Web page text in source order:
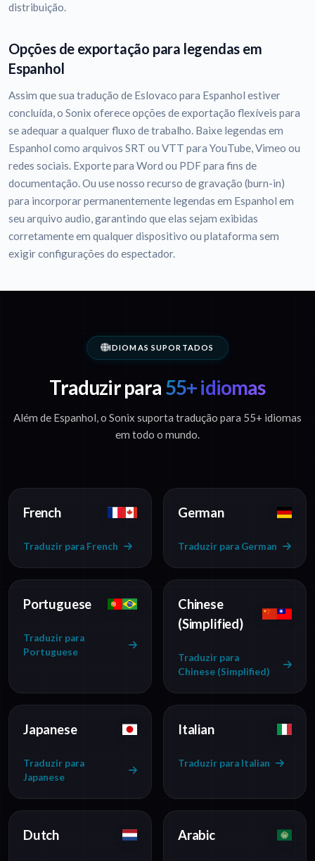
distribuição.
Opções de exportação para legendas em
Espanhol
Assim que sua tradução de Eslovaco para Espanhol estiver
concluída, o Sonix oferece opções de exportação flexíveis para
se adequar a qualquer fluxo de trabalho. Baixe legendas em
Espanhol como arquivos SRT ou VTT para YouTube, Vimeo ou
redes sociais. Exporte para Word ou PDF para fins de
documentação. Ou use nosso recurso de gravação (burn-in)
para incorporar permanentemente legendas em Espanhol em
seu arquivo audio, garantindo que elas sejam exibidas
corretamente em qualquer dispositivo ou plataforma sem
exigir configurações do espectador.
IDIOMAS SUPORTADOS
Traduzir para 55+ idiomas
Além de Espanhol, o Sonix suporta tradução para 55+ idiomas
em todo o mundo.
French
Traduzir para French
German
Traduzir para German
Portuguese
Traduzir para
Portuguese
Chinese
(Simplified)
Traduzir para
Chinese (Simplified)
Japanese
Traduzir para
Japanese
Italian
Traduzir para Italian
Dutch Arabic